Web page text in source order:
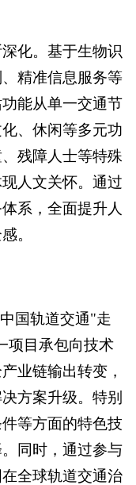
化。基于生物识
精准信息服务等
能从单一交通节
、休闲等多元功
残障人士等特殊
人文关怀。通过
系，全面提升人
。
国轨道交通"走
项目承包向技术
业链输出转变，
方案升级。特别
等方面的特色技
同时，通过参与
全球轨道交通治